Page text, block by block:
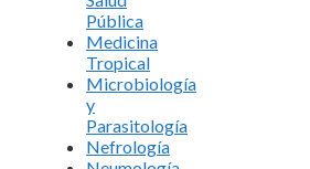
Pública
Medicina
Tropical
Microbiología
y
Parasitología
Nefrología